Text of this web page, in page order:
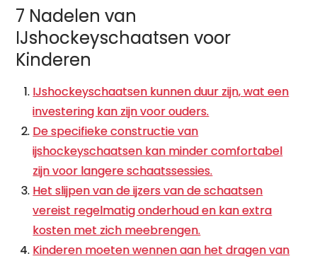
7 Nadelen van
IJshockeyschaatsen voor
Kinderen
IJshockeyschaatsen kunnen duur zijn, wat een
investering kan zijn voor ouders.
De specifieke constructie van
ijshockeyschaatsen kan minder comfortabel
zijn voor langere schaatssessies.
Het slijpen van de ijzers van de schaatsen
vereist regelmatig onderhoud en kan extra
kosten met zich meebrengen.
Kinderen moeten wennen aan het dragen van